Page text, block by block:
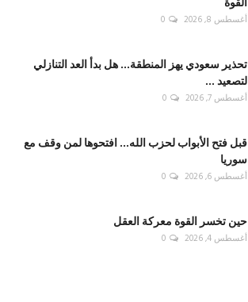
أغسطس 8, 2026 0
تحذير سعودي يهز المنطقة... هل بدأ العد التنازلي
لتصعيد ...
أغسطس 7, 2026 0
قبل فتح الأبواب لحزب الله... افتحوها لمن وقف مع
سوريا
أغسطس 6, 2026 0
حين تخسر القوة معركة العقل
أغسطس 4, 2026 0